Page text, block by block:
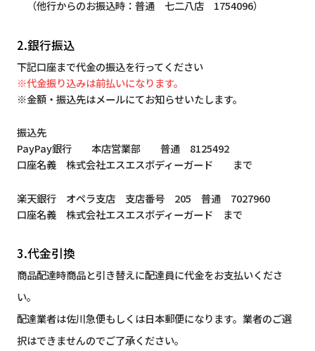
（他行からのお振込時：普通 七二八店 1754096）
2.銀行振込
下記口座まで代金の振込を行ってください
※代金振り込みは前払いになります。
※金額・振込先はメールにてお知らせいたします。
振込先
PayPay銀行 本店営業部 普通 8125492
口座名義 株式会社エスエスボディーガード まで
楽天銀行 オペラ支店 支店番号 205 普通 7027960
口座名義 株式会社エスエスボディーガード まで
3.代金引換
商品配達時商品と引き替えに配達員に代金をお支払いくださ
い。
配達業者は佐川急便もしくは日本郵便になります。業者のご選
択はできませんのでご了承ください。